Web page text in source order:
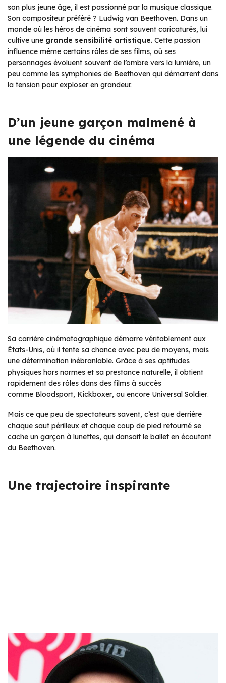
son plus jeune âge, il est passionné par la musique classique.
Son compositeur préféré ? Ludwig van Beethoven. Dans un
monde où les héros de cinéma sont souvent caricaturés, lui
cultive une grande sensibilité artistique. Cette passion
influence même certains rôles de ses films, où ses
personnages évoluent souvent de l’ombre vers la lumière, un
peu comme les symphonies de Beethoven qui démarrent dans
la tension pour exploser en grandeur.
D’un jeune garçon malmené à
une légende du cinéma
Sa carrière cinématographique démarre véritablement aux
États-Unis, où il tente sa chance avec peu de moyens, mais
une détermination inébranlable. Grâce à ses aptitudes
physiques hors normes et sa prestance naturelle, il obtient
rapidement des rôles dans des films à succès
comme Bloodsport, Kickboxer, ou encore Universal Soldier.
Mais ce que peu de spectateurs savent, c’est que derrière
chaque saut périlleux et chaque coup de pied retourné se
cache un garçon à lunettes, qui dansait le ballet en écoutant
du Beethoven.
Une trajectoire inspirante